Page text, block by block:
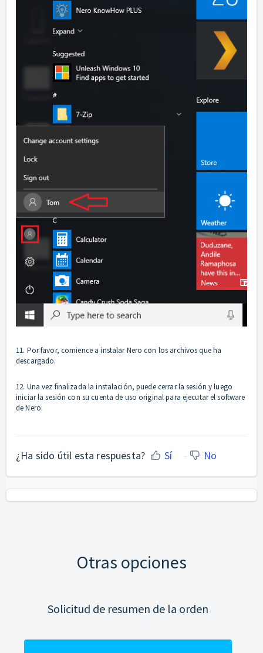
11. Por favor, comience a instalar Nero con los archivos que ha
descargado.
12. Una vez finalizada la instalación, puede cerrar la sesión y luego
iniciar la sesión con su cuenta de uso original para ejecutar el software
de Nero.
¿Ha sido útil esta respuesta? Sí No
Otras opciones
Solicitud de resumen de la orden